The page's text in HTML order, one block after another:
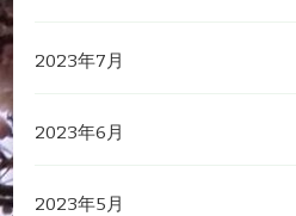
2023年7月
2023年6月
2023年5月